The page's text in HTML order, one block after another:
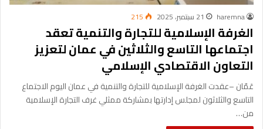
haremna 21 سبتمبر، 2025 215
الغرفة الإسلامية للتجارة والتنمية تعقد
اجتماعها التاسع والثلاثين في عمان لتعزيز
التعاون الاقتصادي الإسلامي
عَمّان –عقدت الغرفة الإسلامية للتجارة والتنمية في عمان اليوم الاجتماع
التاسع والثلاثون لمجلس إدارتها بمشاركة ممثلي غرف التجارة الإسلامية
من…